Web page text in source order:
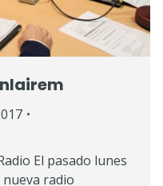
El pasado lunes
nueva radio